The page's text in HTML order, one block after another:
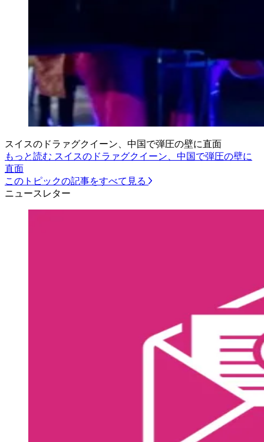
スイスのドラァグクイーン、中国で弾圧の壁に直面
もっと読む スイスのドラァグクイーン、中国で弾圧の壁に
直面
このトピックの記事をすべて見る
ニュースレター